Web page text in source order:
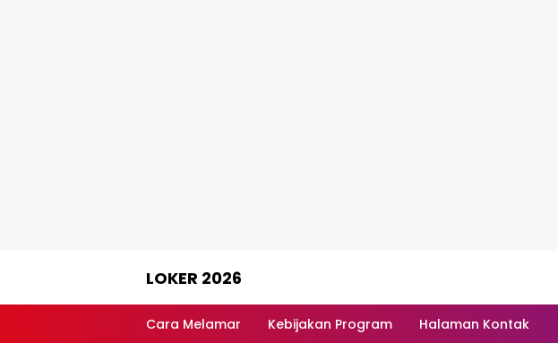
LOKER 2026
Lowongan
Cara Melamar Kebijakan Program Halaman Kontak